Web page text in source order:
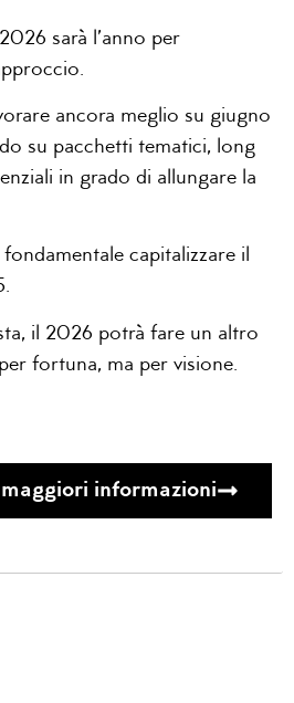
sarà l’anno per
ancora meglio su giugno
su pacchetti tematici, long
in grado di allungare la
capitalizzare il
il 2026 potrà fare un altro
fortuna, ma per visione.
informazioni